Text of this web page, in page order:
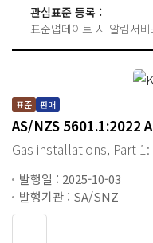
관심표준 등록 :
표준업데이트 시 알림서비
표준 판매
AS/NZS 5601.1:2022
Gas installations, Part
발행일 : 2025-10-03
발행기관 : SA/SNZ